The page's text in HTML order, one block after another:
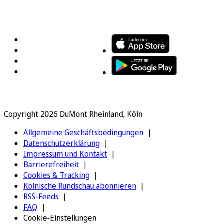
Copyright 2026 DuMont Rheinland, Köln
Allgemeine Geschäftsbedingungen
Datenschutzerklärung
Impressum und Kontakt
Barrierefreiheit
Cookies & Tracking
Kölnische Rundschau abonnieren
RSS-Feeds
FAQ
Cookie-Einstellungen